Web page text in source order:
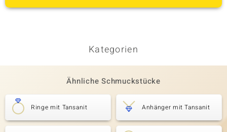
Kategorien
Ähnliche Schmuckstücke
Ringe mit Tansanit Anhänger mit Tansanit